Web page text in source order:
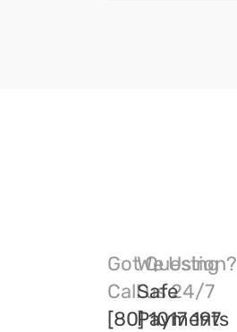
Got Question?
Call us 24/7
[80] 1017 197
We Using
Safe
Payments